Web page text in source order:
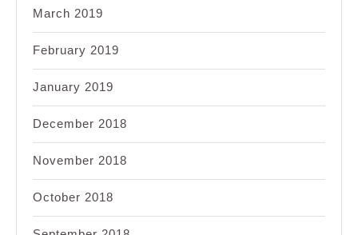
March 2019
February 2019
January 2019
December 2018
November 2018
October 2018